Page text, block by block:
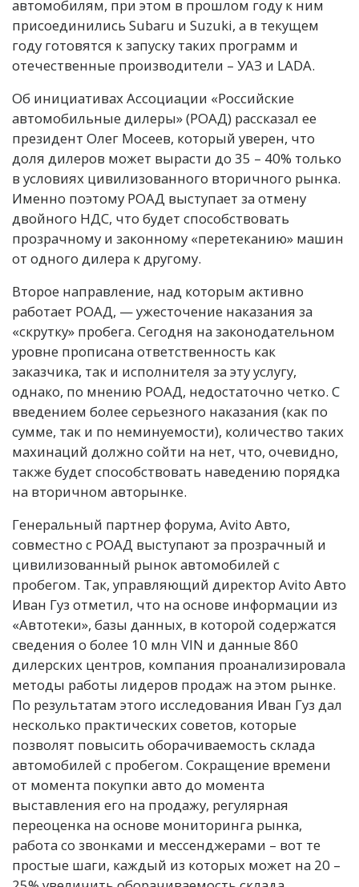
автомобилям, при этом в прошлом году к ним
присоединились Subaru и Suzuki, а в текущем
году готовятся к запуску таких программ и
отечественные производители – УАЗ и LADA.
Об инициативах Ассоциации «Российские
автомобильные дилеры» (РОАД) рассказал ее
президент Олег Мосеев, который уверен, что
доля дилеров может вырасти до 35 – 40% только
в условиях цивилизованного вторичного рынка.
Именно поэтому РОАД выступает за отмену
двойного НДС, что будет способствовать
прозрачному и законному «перетеканию» машин
от одного дилера к другому.
Второе направление, над которым активно
работает РОАД, — ужесточение наказания за
«скрутку» пробега. Сегодня на законодательном
уровне прописана ответственность как
заказчика, так и исполнителя за эту услугу,
однако, по мнению РОАД, недостаточно четко. С
введением более серьезного наказания (как по
сумме, так и по неминуемости), количество таких
махинаций должно сойти на нет, что, очевидно,
также будет способствовать наведению порядка
на вторичном авторынке.
Генеральный партнер форума, Avito Авто,
совместно с РОАД выступают за прозрачный и
цивилизованный рынок автомобилей с
пробегом. Так, управляющий директор Avito Авто
Иван Гуз отметил, что на основе информации из
«Автотеки», базы данных, в которой содержатся
сведения о более 10 млн VIN и данные 860
дилерских центров, компания проанализировала
методы работы лидеров продаж на этом рынке.
По результатам этого исследования Иван Гуз дал
несколько практических советов, которые
позволят повысить оборачиваемость склада
автомобилей с пробегом. Сокращение времени
от момента покупки авто до момента
выставления его на продажу, регулярная
переоценка на основе мониторинга рынка,
работа со звонками и мессенджерами – вот те
простые шаги, каждый из которых может на 20 –